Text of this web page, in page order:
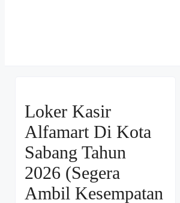
Loker Kasir
Alfamart Di Kota
Sabang Tahun
2026 (Segera
Ambil Kesempatan